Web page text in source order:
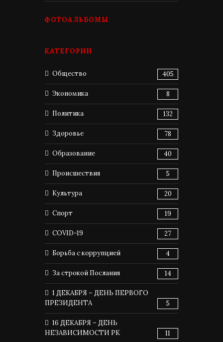
ФОТОАЛЬБОМЫ
КАТЕГОРИИ
Общество 405
Экономика 8
Политика 132
Здоровье 78
Образование 40
Происшествия 5
Культура 20
Спорт 19
COVID-19 27
Борьба с коррупцией 4
За строкой Послания 14
1 ДЕКАБРЯ – ДЕНЬ ПЕРВОГО
ПРЕЗИДЕНТА
5
16 ДЕКАБРЯ – ДЕНЬ
НЕЗАВИСИМОСТИ РК
11